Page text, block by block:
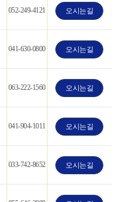
052-249-4121 오시는길
041-630-0800 오시는길
063-222-1560 오시는길
041-904-1011 오시는길
033-742-8652 오시는길